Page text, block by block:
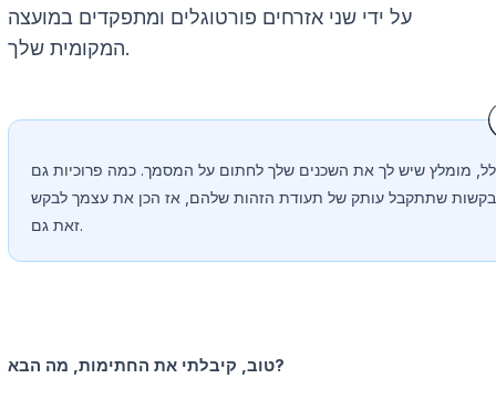
על ידי שני אזרחים פורטוגלים ומתפקדים במועצה
המקומית שלך.
מומלץ שיש לך את השכנים שלך לחתום על המסמך. כמה פרוכיות גם
שתתקבל עותק של תעודת הזהות שלהם, אז הכן את עצמך לבקש
זאת גם.
טוב, קיבלתי את החתימות, מה הבא?